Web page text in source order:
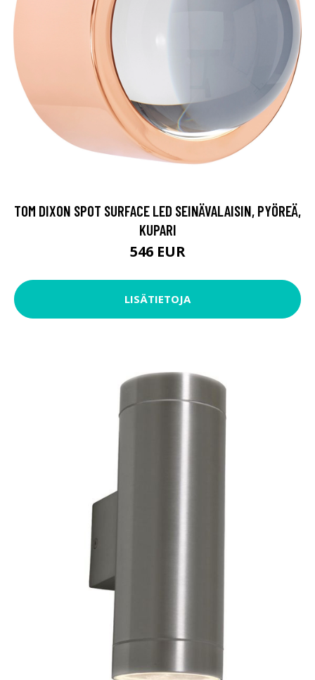
TOM DIXON SPOT SURFACE LED SEINÄVALAISIN, PYÖREÄ,
KUPARI
546 EUR
LISÄTIETOJA